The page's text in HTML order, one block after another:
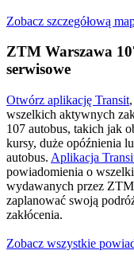
Zobacz szczegółową
ZTM Warszawa
serwisowe
Otwórz aplikację Transit
wszelkich aktywnych
107 autobus, takich jak
kursy, duże opóźnienia
autobus. Aplikacja
powiadomienia o
wydawanych przez
zaplanować swoją
zakłócenia.
Zobacz wszystkie